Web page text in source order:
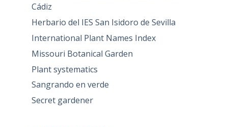
Cádiz
Herbario del IES San Isidoro de Sevilla
International Plant Names Index
Missouri Botanical Garden
Plant systematics
Sangrando en verde
Secret gardener